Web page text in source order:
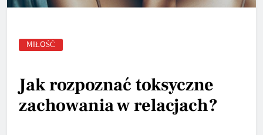
MIŁOŚĆ
Jak rozpoznać toksyczne
zachowania w relacjach?